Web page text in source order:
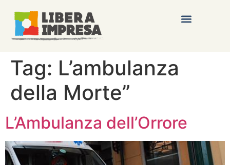
Tag: L’ambulanza
della Morte”
L’Ambulanza dell’Orrore